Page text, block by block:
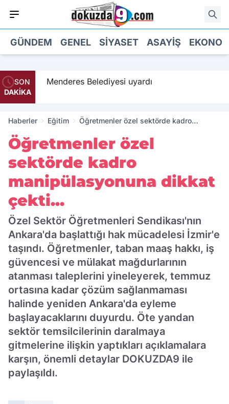
GÜNDEM GENEL SIYASET ASAYIŞ
SON
DAKİKA
geldi Menderes Belediyesi uyardı
Haberler Eğitim
Öğretmenler özel sektörde kadro
Öğretmenler özel
sektörde kadro
manipülasyonuna dikkat
çekti...
Özel Sektör Öğretmenleri Sendikası'nın
Ankara'da başlattığı hak mücadelesi İzmir'e
taşındı. Öğretmenler, taban maaş hakkı, iş
güvencesi ve mülakat mağdurlarının
atanması taleplerini yineleyerek, temmuz
ortasına kadar çözüm sağlanmaması
halinde yeniden Ankara'da eyleme
başlayacaklarını duyurdu. Öte yandan
sektör temsilcilerinin daralmaya
gitmelerine ilişkin yaptıkları açıklamalara
karşın, önemli detaylar DOKUZDA9 ile
paylaşıldı.